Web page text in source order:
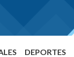
DEPORTES